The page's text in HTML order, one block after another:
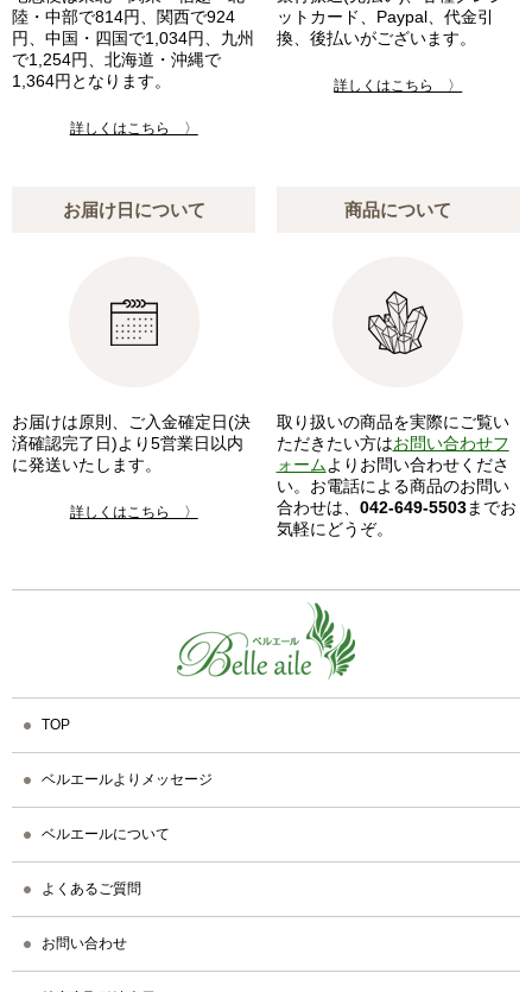
陸・中部で814円、関西で924
円、中国・四国で1,034円、九州
で1,254円、北海道・沖縄で
1,364円となります。
詳しくはこちら 〉
ットカード、Paypal、代金引
換、後払いがございます。
詳しくはこちら 〉
お届け日について
お届けは原則、ご入金確定日(決
済確認完了日)より5営業日以内
に発送いたします。
詳しくはこちら 〉
商品について
取り扱いの商品を実際にご覧い
ただきたい方はお問い合わせフ
ォームよりお問い合わせくださ
い。お電話による商品のお問い
合わせは、 042-649-5503までお
気軽にどうぞ。
TOP
ベルエールよりメッセージ
ベルエールについて
よくあるご質問
お問い合わせ